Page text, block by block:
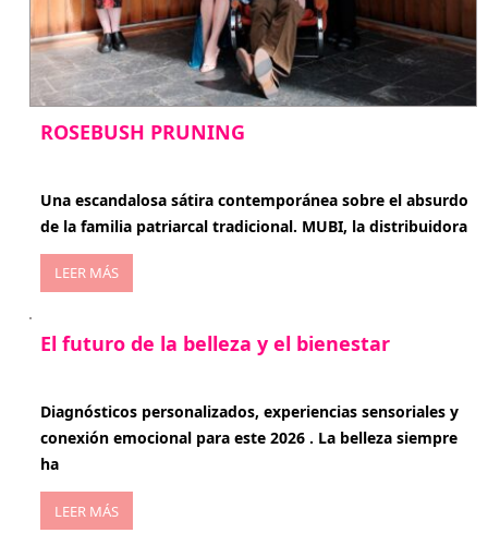
ROSEBUSH PRUNING
Una escandalosa sátira contemporánea sobre el absurdo
de la familia patriarcal tradicional. MUBI, la distribuidora
LEER MÁS
El futuro de la belleza y el bienestar
Diagnósticos personalizados, experiencias sensoriales y
conexión emocional para este 2026 . La belleza siempre
ha
LEER MÁS